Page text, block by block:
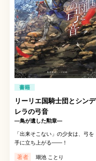
書籍
リーリエ国騎士団とシンデ
レラの弓音
―鳥が遺した勲章―
「出来そこない」の少女は、弓を
手に立ち上がる――！
著者 瑚池 ことり